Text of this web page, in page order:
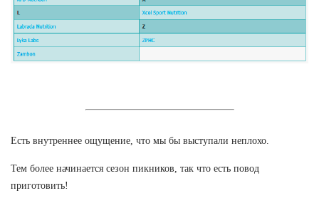
Есть внутреннее ощущение, что мы бы выступали неплохо.
Тем более начинается сезон пикников, так что есть повод
приготовить!